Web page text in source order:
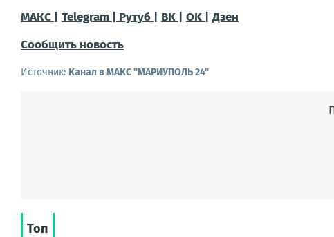
МАКС |
Telegram | Рутуб | ВК | OK |
Дзен
Сообщить новость
Источник: Канал в МАКС "МАРИУПОЛЬ 24"
Топ